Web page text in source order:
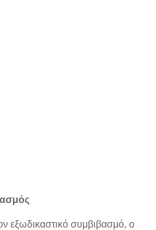
εξωδικαστικό συμβιβασμό, ο